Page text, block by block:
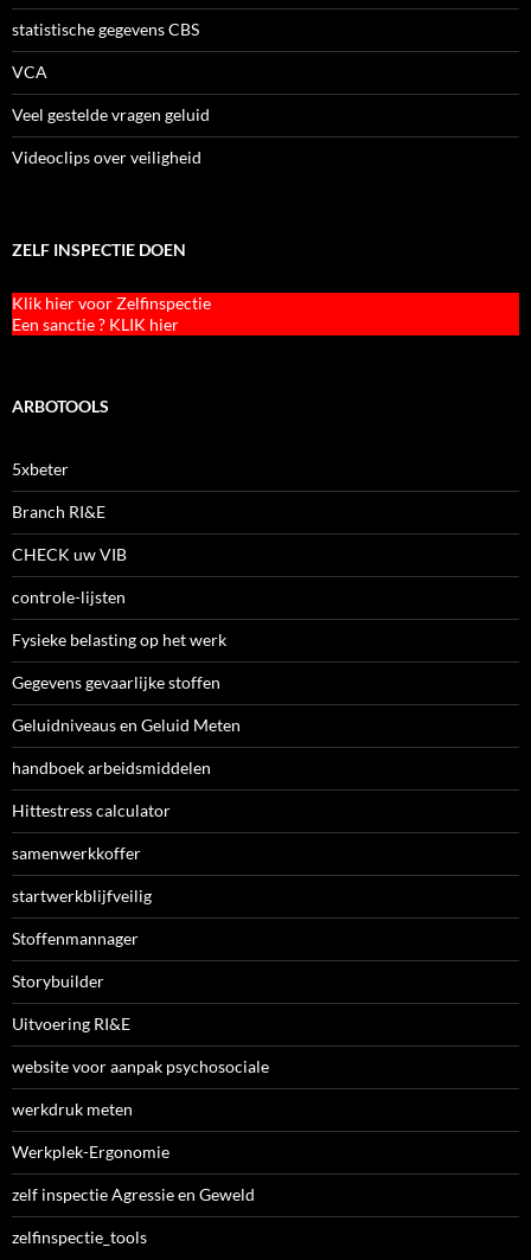
statistische gegevens CBS
VCA
Veel gestelde vragen geluid
Videoclips over veiligheid
ZELF INSPECTIE DOEN
Klik hier voor Zelfinspectie
Een sanctie ? KLIK hier
ARBOTOOLS
5xbeter
Branch RI&E
CHECK uw VIB
controle-lijsten
Fysieke belasting op het werk
Gegevens gevaarlijke stoffen
Geluidniveaus en Geluid Meten
handboek arbeidsmiddelen
Hittestress calculator
samenwerkkoffer
startwerkblijfveilig
Stoffenmannager
Storybuilder
Uitvoering RI&E
website voor aanpak psychosociale
werkdruk meten
Werkplek-Ergonomie
zelf inspectie Agressie en Geweld
zelfinspectie_tools